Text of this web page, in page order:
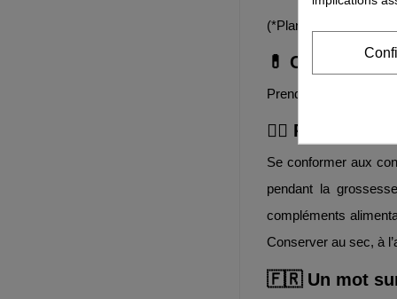
(*Plantes issues de
💊 Conseils
Prendre 1 cuillère à
👨‍⚕️
Se conformer aux
pendant la
compléments
Conserver au sec, à
🇫🇷 Un mot